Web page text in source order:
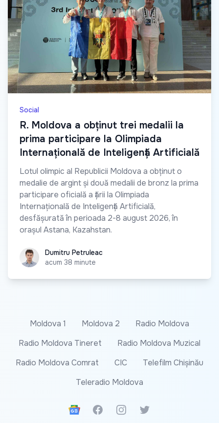
Social
R. Moldova a obținut trei medalii la
prima participare la Olimpiada
Internațională de Inteligență Artificială
Lotul olimpic al Republicii Moldova a obținut o
medalie de argint și două medalii de bronz la prima
participare oficială a țării la Olimpiada
Internațională de Inteligență Artificială,
desfășurată în perioada 2-8 august 2026, în
orașul Astana, Kazahstan.
Dumitru Petruleac
Dumitru Petruleac
acum 38 minute
Moldova 1 Moldova 2
Radio Moldova
Radio Moldova Tineret
Radio Moldova Muzical
Radio Moldova Comrat
CIC
Telefilm Chișinău
Teleradio Moldova
Google News
FacebookInstagramTwitter